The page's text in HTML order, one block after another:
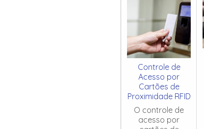
Controle de
Acesso por
Cartões de
Proximidade RFID
O controle de
acesso por